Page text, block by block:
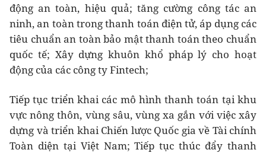
động an toàn, hiệu quả; tăng cường công tác an
ninh, an toàn trong thanh toán điện tử, áp dụng các
tiêu chuẩn an toàn bảo mật thanh toán theo chuẩn
quốc tế; Xây dựng khuôn khổ pháp lý cho hoạt
động của các công ty Fintech;
Tiếp tục triển khai các mô hình thanh toán tại khu
vực nông thôn, vùng sâu, vùng xa gắn với việc xây
dựng và triển khai Chiến lược Quốc gia về Tài chính
Toàn diện tại Việt Nam; Tiếp tục thúc đẩy thanh